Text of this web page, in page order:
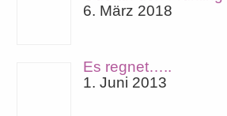
6. März 2018
Es regnet…..
1. Juni 2013